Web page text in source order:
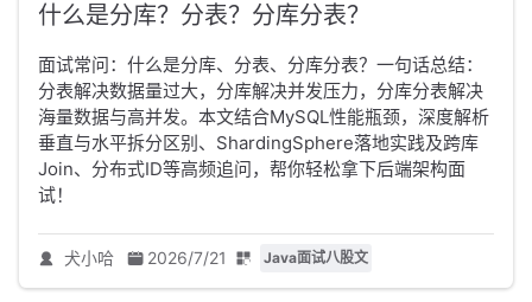
什么是分库？分表？分库分表？
面试常问：什么是分库、分表、分库分表？一句话总结：
分表解决数据量过大，分库解决并发压力，分库分表解决
海量数据与高并发。本文结合MySQL性能瓶颈，深度解析
垂直与水平拆分区别、ShardingSphere落地实践及跨库
Join、分布式ID等高频追问，帮你轻松拿下后端架构面
试！
犬小哈 2026/7/21 Java面试八股文